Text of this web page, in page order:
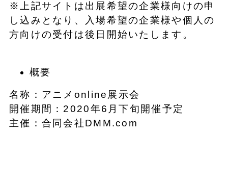
※上記サイトは出展希望の企業様向けの申
し込みとなり、入場希望の企業様や個人の
方向けの受付は後日開始いたします。
概要
名称：アニメonline展示会
開催期間：2020年6月下旬開催予定
主催：合同会社DMM.com